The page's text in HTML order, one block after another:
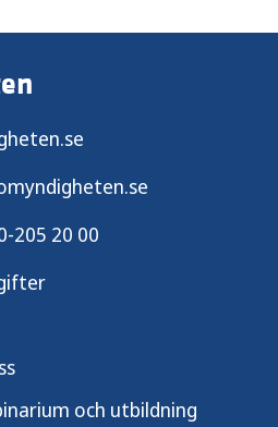
205 20 00
och utbildning